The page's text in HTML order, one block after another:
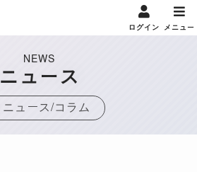
ログイン メニュー
NEWS
ニュース
ニュース/コラム